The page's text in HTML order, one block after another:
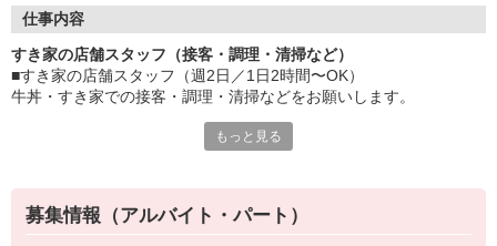
■髪型・髪色自由
■給与前払い可
急な出費も安心♪
■社員登用あり
将来を考えている方は必見です。
与兵衛、オリーブの丘、焼肉いちばんなどを経営しているゼンシ
ョーグループ！
その中のひとつ『すき家』でお仕事しませんか？
仕事内容
すき家の店舗スタッフ（接客・調理・清掃など）
■すき家の店舗スタッフ（週2日／1日2時間〜OK）
牛丼・すき家での接客・調理・清掃などをお願いします。
あなたの笑顔で！
すばやく提供！
もっと見る
募集情報（アルバイト・パート）